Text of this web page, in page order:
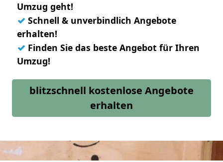
Umzug geht!
✓ Schnell & unverbindlich Angebote
erhalten!
✓ Finden Sie das beste Angebot für Ihren
Umzug!
blitzschnell kostenlose Angebote
erhalten